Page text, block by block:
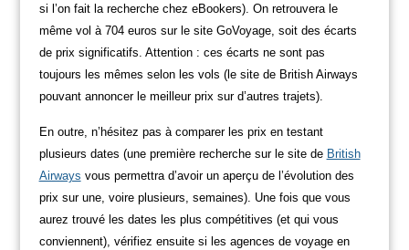
si l’on fait la recherche chez eBookers). On retrouvera le
même vol à 704 euros sur le site GoVoyage, soit des écarts
de prix significatifs. Attention : ces écarts ne sont pas
toujours les mêmes selon les vols (le site de British Airways
pouvant annoncer le meilleur prix sur d’autres trajets).
En outre, n’hésitez pas à comparer les prix en testant
plusieurs dates (une première recherche sur le site de British
Airways vous permettra d’avoir un aperçu de l’évolution des
prix sur une, voire plusieurs, semaines). Une fois que vous
aurez trouvé les dates les plus compétitives (et qui vous
conviennent), vérifiez ensuite si les agences de voyage en